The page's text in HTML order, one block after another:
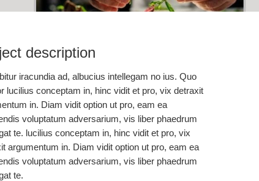
description
iracundia ad, albucius intellegam no ius. Quo
lucilius conceptam in, hinc vidit et pro, vix detraxit
in. Diam vidit option ut pro, eam ea
voluptatum adversarium, vis liber phaedrum
te. lucilius conceptam in, hinc vidit et pro, vix
argumentum in. Diam vidit option ut pro, eam ea
voluptatum adversarium, vis liber phaedrum
te.